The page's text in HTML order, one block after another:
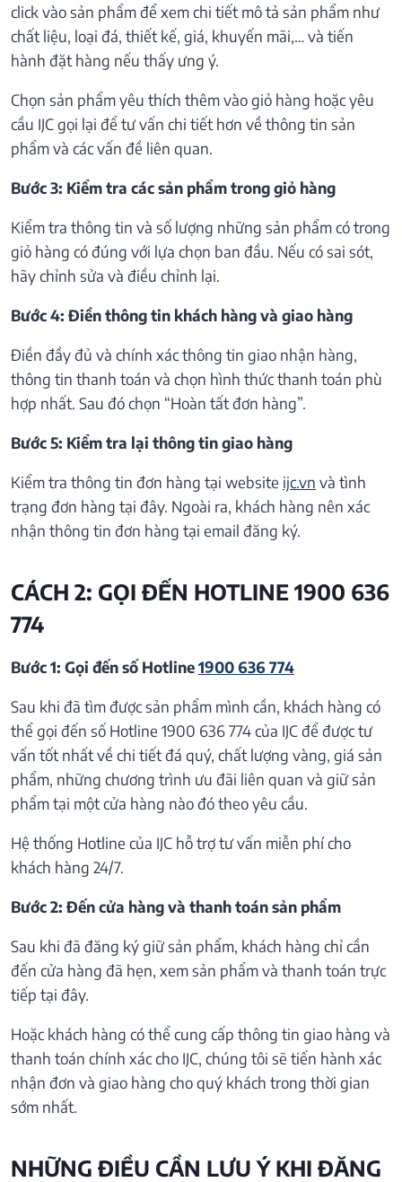
click vào sản phẩm để xem chi tiết mô tả sản phẩm như
chất liệu, loại đá, thiết kế, giá, khuyến mãi,… và tiến
hành đặt hàng nếu thấy ưng ý.
Chọn sản phẩm yêu thích thêm vào giỏ hàng hoặc yêu
cầu IJC gọi lại để tư vấn chi tiết hơn về thông tin sản
phẩm và các vấn đề liên quan.
Bước 3: Kiểm tra các sản phẩm trong giỏ hàng
Kiểm tra thông tin và số lượng những sản phẩm có trong
giỏ hàng có đúng với lựa chọn ban đầu. Nếu có sai sót,
hãy chỉnh sửa và điều chỉnh lại.
Bước 4: Điền thông tin khách hàng và giao hàng
Điền đầy đủ và chính xác thông tin giao nhận hàng,
thông tin thanh toán và chọn hình thức thanh toán phù
hợp nhất. Sau đó chọn “Hoàn tất đơn hàng”.
Bước 5: Kiểm tra lại thông tin giao hàng
Kiểm tra thông tin đơn hàng tại website ijc.vn và tình
trạng đơn hàng tại đây. Ngoài ra, khách hàng nên xác
nhận thông tin đơn hàng tại email đăng ký.
CÁCH 2: GỌI ĐẾN HOTLINE 1900 636
774
Bước 1: Gọi đến số Hotline1900 636 774
Sau khi đã tìm được sản phẩm mình cần, khách hàng có
thể gọi đến số Hotline 1900 636 774 của IJC để được tư
vấn tốt nhất về chi tiết đá quý, chất lượng vàng, giá sản
phẩm, những chương trình ưu đãi liên quan và giữ sản
phẩm tại một cửa hàng nào đó theo yêu cầu.
Hệ thống Hotline của IJC hỗ trợ tư vấn miễn phí cho
khách hàng 24/7.
Bước 2: Đến cửa hàng và thanh toán sản phẩm
Sau khi đã đăng ký giữ sản phẩm, khách hàng chỉ cần
đến cửa hàng đã hẹn, xem sản phẩm và thanh toán trực
tiếp tại đây.
Hoặc khách hàng có thể cung cấp thông tin giao hàng và
thanh toán chính xác cho IJC, chúng tôi sẽ tiến hành xác
nhận đơn và giao hàng cho quý khách trong thời gian
sớm nhất.
NHỮNG ĐIỀU CẦN LƯU Ý KHI ĐĂNG